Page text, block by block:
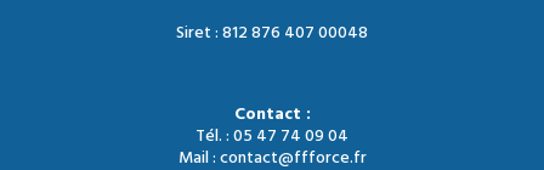
Siret : 812 876 407 00048
Contact :
Tél. : 05 47 74 09 04
Mail : contact@ffforce.fr